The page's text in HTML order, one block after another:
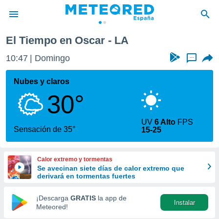
de
por
que se
calidad.
a este
las
y
forma
digital
basada
El Tiempo en Oscar - LA
10:47 Domingo ...
Nubes y claros
30°
Sensación de 35°
UV6 Alto FPS
15-25
Calor extremo y tormentas
Se avecinan siete días de calor extremo que
derivará en tormentas fuertes
¡Descarga GRATIS la app de
Meteored!
Instalar